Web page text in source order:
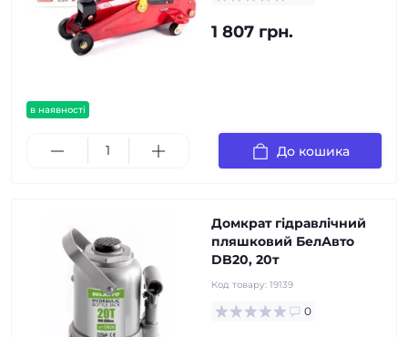
в наявності
1 807 грн.
До кошика
Домкрат гідравлічний
пляшковий БелАвто
DB20, 20т
Код товару: 19139
0